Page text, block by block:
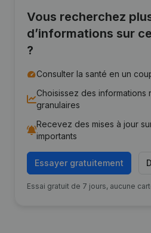
Vous recherchez
d’informations sur
?
Consulter la santé en un
Choisissez des informations
granulaires
Recevez des mises à jour
importants
Essayer gratuitement
Essai gratuit de 7 jours, aucune